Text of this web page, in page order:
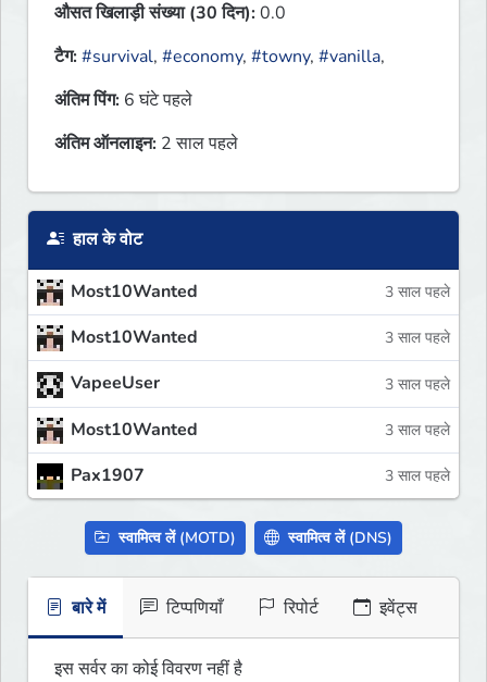
औसत खिलाड़ी संख्या (30 दिन):0.0
टैग:#survival, #economy, #towny, #vanilla,
अंतिम पिंग: 6 घंटे पहले
अंतिम ऑनलाइन: 2 साल पहले
हाल के वोट
Most10Wanted 3 साल पहले
Most10Wanted 3 साल पहले
VapeeUser 3 साल पहले
Most10Wanted 3 साल पहले
Pax1907 3 साल पहले
स्वामित्व लें (MOTD) स्वामित्व लें (DNS)
बारे में टिप्पणियाँ रिपोर्ट इवेंट्स
इस सर्वर का कोई विवरण नहीं है